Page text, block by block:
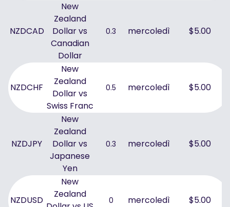
NZDCAD
New
Zealand
Dollar vs
Canadian
Dollar
0.3 mercoledì $5.00
NZDCHF
New
Zealand
Dollar vs
Swiss Franc
0.5 mercoledì $5.00
NZDJPY
New
Zealand
Dollar vs
Japanese
Yen
0.3 mercoledì $5.00
NZDUSD
New
Zealand
0 mercoledì $5.00